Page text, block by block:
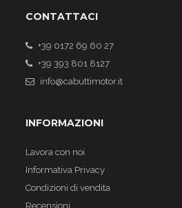
CONTATTACI
+39 0172 69 60 27
+39 393 801 8127
info@cabuttimotor.it
INFORMAZIONI
Lavora con noi
Informativa Privacy
Condizioni di vendita
Recensioni